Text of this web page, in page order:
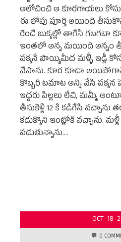
ఆలోచించి ఆ కూరగాయలు
ఈ లోపు పూర్తి అయింది
రెండే బుక్కల్లో తాగేసి గబగబా
ఇంతలో అన్న మయింది అన్నం
పక్కనే పొయ్యిమీద మళ్ళీ ఇడ్లీ
వేసాను. కూర కూడా అయిపోగానే
కొబ్బరి టమాట అన్ని వేసి పక్కన
ఇద్దరు పిల్లలు లేచి, మమ్మీ
తీసుకెళ్లి 12 కి కడిగేసి వచ్చాను
కడుక్కొని ఇంట్లోకి వచ్చాను. మళ్లీ
పడుతున్నాను.…
OCT 18
0